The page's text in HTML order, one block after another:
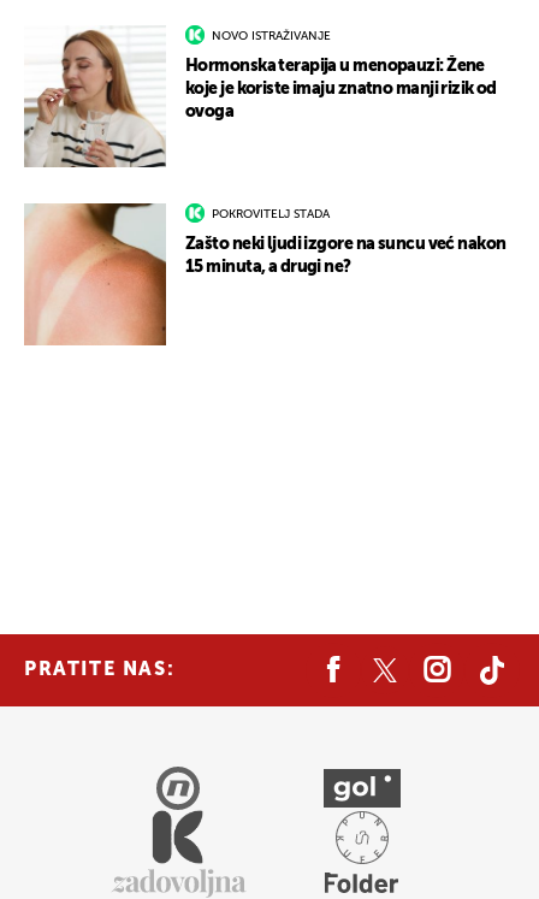
NOVO ISTRAŽIVANJE
Hormonska terapija u menopauzi: Žene
koje je koriste imaju znatno manji rizik od
ovoga
POKROVITELJ STADA
Zašto neki ljudi izgore na suncu već nakon
15 minuta, a drugi ne?
PRATITE NAS: